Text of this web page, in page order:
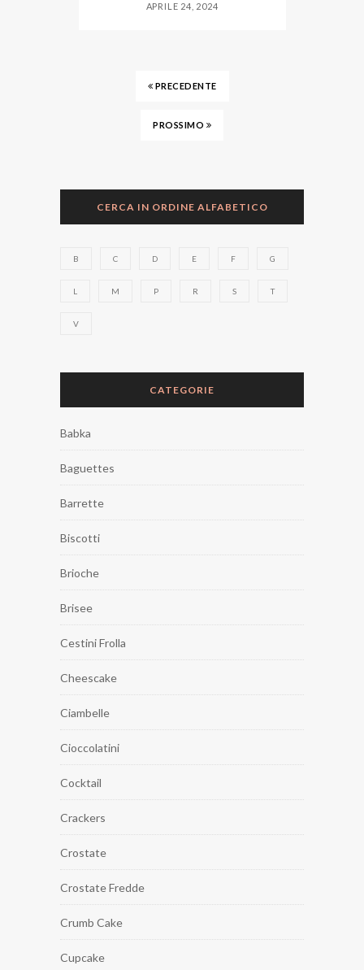
APRILE 24, 2024
PRECEDENTE
PROSSIMO
CERCA IN ORDINE ALFABETICO
B C D E F G
L M P R S T
V
CATEGORIE
Babka
Baguettes
Barrette
Biscotti
Brioche
Brisee
Cestini Frolla
Cheescake
Ciambelle
Cioccolatini
Cocktail
Crackers
Crostate
Crostate Fredde
Crumb Cake
Cupcake